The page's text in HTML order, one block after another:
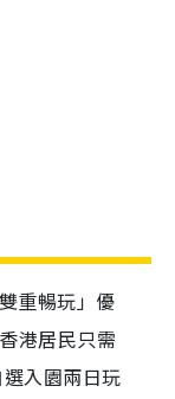
重暢玩」優
港居民只需
入園兩日玩